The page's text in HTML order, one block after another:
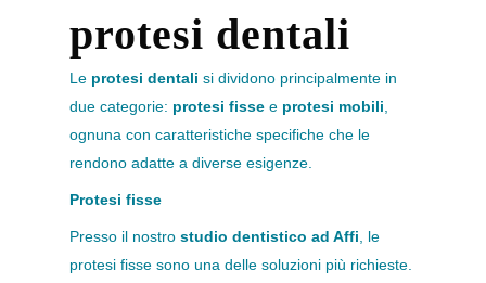
protesi dentali
Le protesi dentali si dividono principalmente in
due categorie: protesi fisse e protesi mobili
ognuna con caratteristiche specifiche che le
rendono adatte a diverse esigenze.
Protesi fisse
Presso il nostro studio dentistico ad Affi , le
protesi fisse sono una delle soluzioni più richieste.